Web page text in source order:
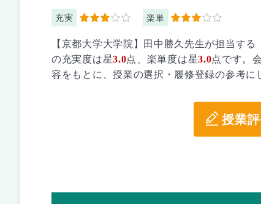
充実 3 楽単 3
【京都大学大学院】田中勝久先生が担当する
の充実度は星3.0点、楽単度は星3.0点です。
容をもとに、授業の選択・履修登録の参考に
授業